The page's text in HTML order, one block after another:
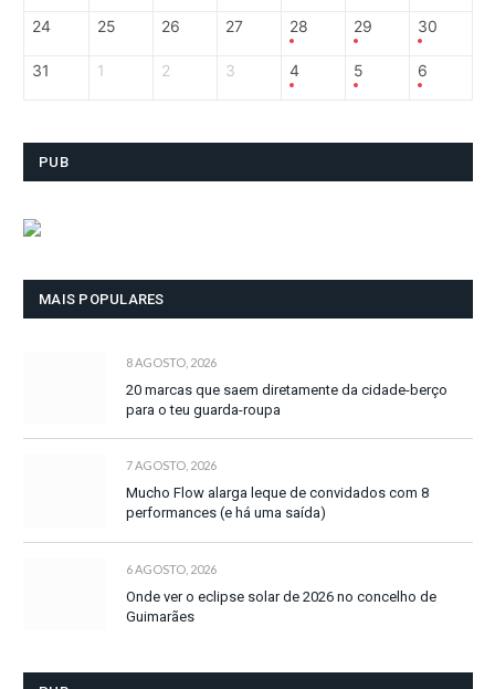
24 25 26 27 28 29 30
31 1 2 3 4 5 6
PUB
MAIS POPULARES
8 AGOSTO, 2026
20 marcas que saem diretamente da cidade-berço
para o teu guarda-roupa
7 AGOSTO, 2026
Mucho Flow alarga leque de convidados com 8
performances (e há uma saída)
6 AGOSTO, 2026
Onde ver o eclipse solar de 2026 no concelho de
Guimarães